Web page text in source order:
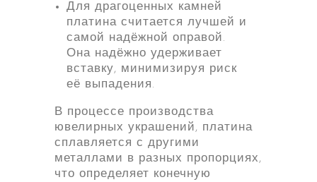
Для драгоценных камней
платина считается лучшей и
самой надёжной оправой.
Она надёжно удерживает
вставку, минимизируя риск
её выпадения.
В процессе производства
ювелирных украшений, платина
сплавляется с другими
металлами в разных пропорциях,
что определяет конечную